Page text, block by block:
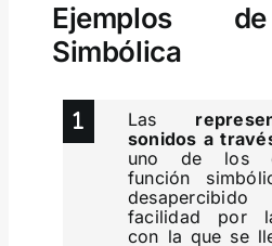
Ejemplos
Simbólica
Las
sonidos a
uno de los
función
facilidad por
con la que se